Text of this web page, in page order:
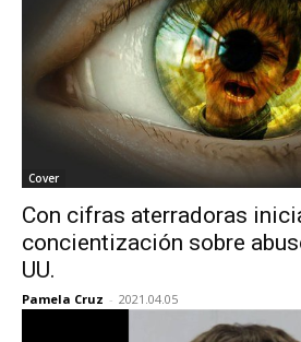
Cover
Con cifras aterradoras
concientización sobre
UU.
Pamela Cruz - 2021.04.05